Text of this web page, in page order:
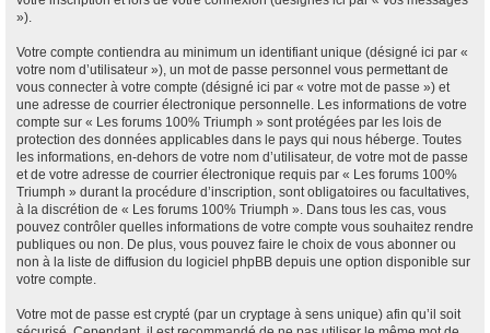
»).
Votre compte contiendra au minimum un identifiant unique (désigné ici par «
votre nom d’utilisateur »), un mot de passe personnel vous permettant de
vous connecter à votre compte (désigné ici par « votre mot de passe ») et
une adresse de courrier électronique personnelle. Les informations de votre
compte sur « Les forums 100% Triumph » sont protégées par les lois de
protection des données applicables dans le pays qui nous héberge. Toutes
les informations, en-dehors de votre nom d’utilisateur, de votre mot de passe
et de votre adresse de courrier électronique requis par « Les forums 100%
Triumph » durant la procédure d’inscription, sont obligatoires ou facultatives,
à la discrétion de « Les forums 100% Triumph ». Dans tous les cas, vous
pouvez contrôler quelles informations de votre compte vous souhaitez rendre
publiques ou non. De plus, vous pouvez faire le choix de vous abonner ou
non à la liste de diffusion du logiciel phpBB depuis une option disponible sur
votre compte.
Votre mot de passe est crypté (par un cryptage à sens unique) afin qu’il soit